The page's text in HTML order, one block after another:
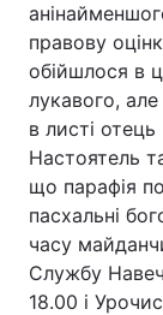
Спорт
Техно і зв'язок
Зброя
Здоров'я
Цікавинки
Екологія
правову
обійшлося в
лукавого,
в листі
Настоятель
що парафія
пасхальні
часу
Службу
18.00 і